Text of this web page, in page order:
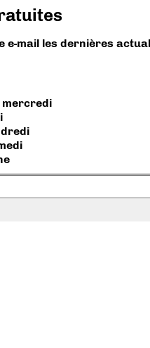
e-mail les dernières
mercredi